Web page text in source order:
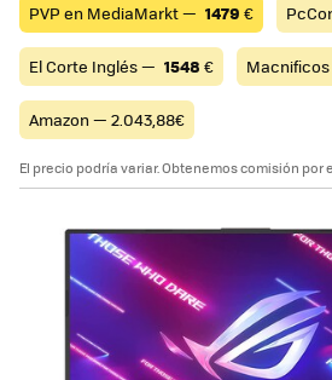
PVP en MediaMarkt — 1479 €
El Corte Inglés — 1548 €
Amazon — 2.043,88€
El precio podría variar. Obtenemos comisión por